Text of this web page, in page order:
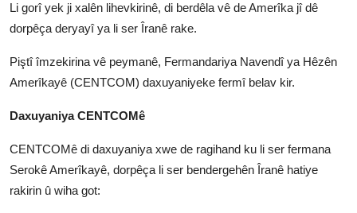
Li gorî yek ji xalên lihevkirinê, di berdêla vê de Amerîka jî dê
dorpêça deryayî ya li ser Îranê rake.
Piştî îmzekirina vê peymanê, Fermandariya Navendî ya Hêzên
Amerîkayê (CENTCOM) daxuyaniyeke fermî belav kir.
Daxuyaniya CENTCOMê
CENTCOMê di daxuyaniya xwe de ragihand ku li ser fermana
Serokê Amerîkayê, dorpêça li ser bendergehên Îranê hatiye
rakirin û wiha got: